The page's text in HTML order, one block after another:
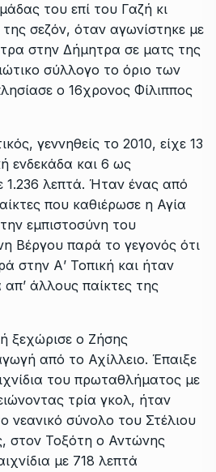
του επί του Γαζή κι
σεζόν, όταν αγωνίστηκε με
στην Δήμητρα σε ματς της
σύλλογο το όριο των
ο 16χρονος Φίλιππος
γεννηθείς το 2010, είχε 13
ενδεκάδα και 6 ως
1.236 λεπτά. Ήταν ένας από
που καθιέρωσε η Αγία
εμπιστοσύνη του
Βέργου παρά το γεγονός ότι
στην Α’ Τοπική και ήταν
απ’ άλλους παίκτες της
ξεχώρισε ο Ζήσης
από το Αχίλλειο. Έπαιξε
του πρωταθλήματος με
τρία γκολ, ήταν
νεανικό σύνολο του Στέλιου
στον Τοξότη ο Αντώνης
με 718 λεπτά